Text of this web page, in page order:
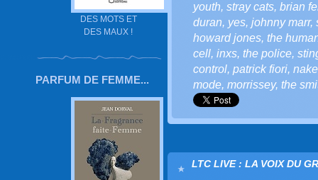
DES MOTS ET
DES MAUX !
PARFUM DE FEMME...
youth, stray cats, brian
duran, yes, johnny marr,
howard jones, the
cell, inxs, the police,
control, patrick fiori,
mode, morrissey, the
LTC LIVE : LA VOIX DU